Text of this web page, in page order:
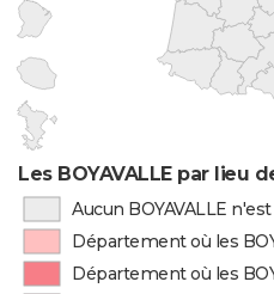
Les BOYAVALLE par lieu
Aucun BOYAVALLE
Département où les
Département où les